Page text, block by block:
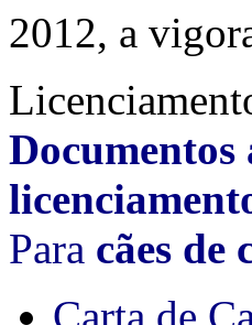
2012, a
Documentos
Para cães de
Carta de